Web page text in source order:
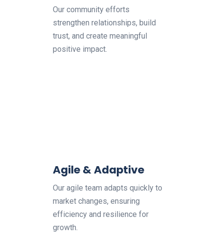
Our community efforts
strengthen relationships, build
trust, and create meaningful
positive impact.
Agile & Adaptive
Our agile team adapts quickly to
market changes, ensuring
efficiency and resilience for
growth.